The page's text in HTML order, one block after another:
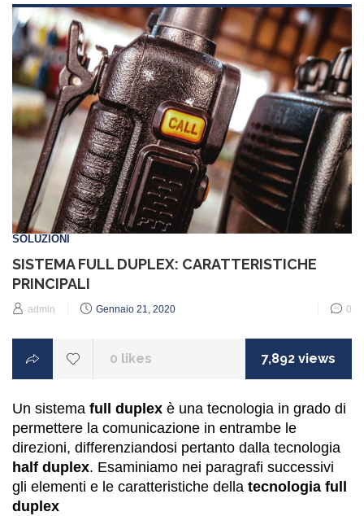
SOLUZIONI
SISTEMA FULL DUPLEX: CARATTERISTICHE
PRINCIPALI
admin
Posted
Gennaio 21, 2020 0
0 likes 7,892 views
Un sistema full duplex è una tecnologia in grado di
permettere la comunicazione in entrambe le
direzioni, differenziandosi pertanto dalla tecnologia
half duplex. Esaminiamo nei paragrafi successivi
gli elementi e le caratteristiche della tecnologia full
duplex